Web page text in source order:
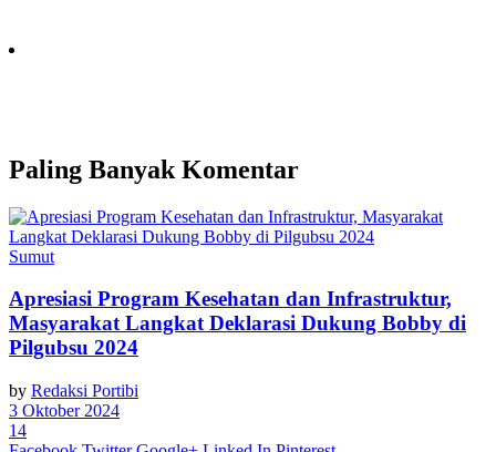
Paling Banyak Komentar
Sumut
Apresiasi Program Kesehatan dan Infrastruktur,
Masyarakat Langkat Deklarasi Dukung Bobby di
Pilgubsu 2024
by Redaksi Portibi
3 Oktober 2024
14